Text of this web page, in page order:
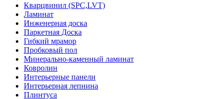
Кварцвинил (SPC,LVT)
Ламинат
Инженерная доска
Паркетная Доска
Гибкий мрамор
Пробковый пол
Минерально-каменный ламинат
Ковролин
Интерьерные панели
Интерьерная лепнина
Плинтуса